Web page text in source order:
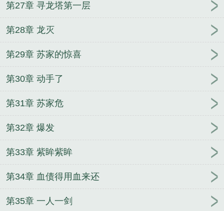
第27章 寻龙塔第一层
第28章 龙灭
第29章 苏家的惊喜
第30章 动手了
第31章 苏家危
第32章 爆发
第33章 紫眸紫眸
第34章 血债得用血来还
第35章 一人一剑